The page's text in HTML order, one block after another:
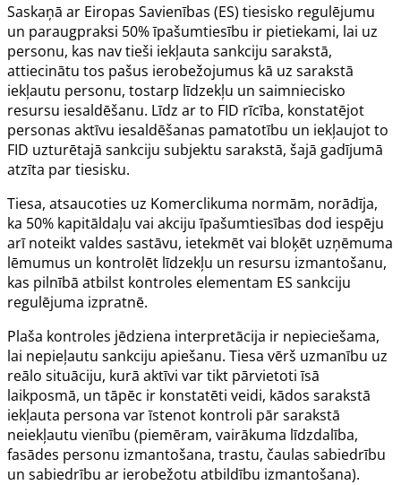
Saskaņā ar Eiropas Savienības (ES) tiesisko regulējumu
un paraugpraksi 50% īpašumtiesību ir pietiekami, lai uz
personu, kas nav tieši iekļauta sankciju sarakstā,
attiecinātu tos pašus ierobežojumus kā uz sarakstā
iekļautu personu, tostarp līdzekļu un saimniecisko
resursu iesaldēšanu. Līdz ar to FID rīcība, konstatējot
personas aktīvu iesaldēšanas pamatotību un iekļaujot to
FID uzturētajā sankciju subjektu sarakstā, šajā gadījumā
atzīta par tiesisku.
Tiesa, atsaucoties uz Komerclikuma normām, norādīja,
ka 50% kapitāldaļu vai akciju īpašumtiesības dod iespēju
arī noteikt valdes sastāvu, ietekmēt vai bloķēt uzņēmuma
lēmumus un kontrolēt līdzekļu un resursu izmantošanu,
kas pilnībā atbilst kontroles elementam ES sankciju
regulējuma izpratnē.
Plaša kontroles jēdziena interpretācija ir nepieciešama,
lai nepieļautu sankciju apiešanu. Tiesa vērš uzmanību uz
reālo situāciju, kurā aktīvi var tikt pārvietoti īsā
laikposmā, un tāpēc ir konstatēti veidi, kādos sarakstā
iekļauta persona var īstenot kontroli pār sarakstā
neiekļautu vienību (piemēram, vairākuma līdzdalība,
fasādes personu izmantošana, trastu, čaulas sabiedrību
un sabiedrību ar ierobežotu atbildību izmantošana).